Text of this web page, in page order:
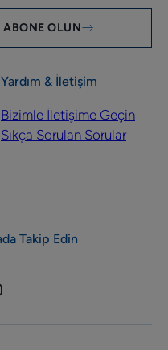
ABONE OLUN
Yardım & İletişim
Bizimle İletişime Geçin
Sıkça Sorulan Sorular
Takip Edin